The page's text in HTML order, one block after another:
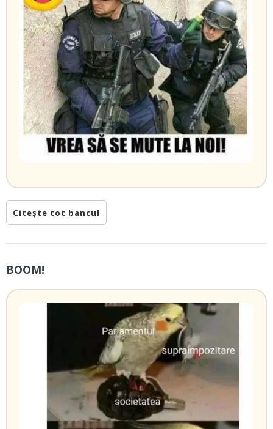
Citește tot bancul
BOOM!